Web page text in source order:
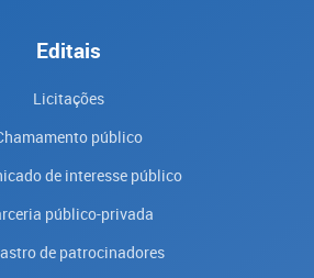
Editais
Licitações
público
de interesse público
público-privada
de patrocinadores